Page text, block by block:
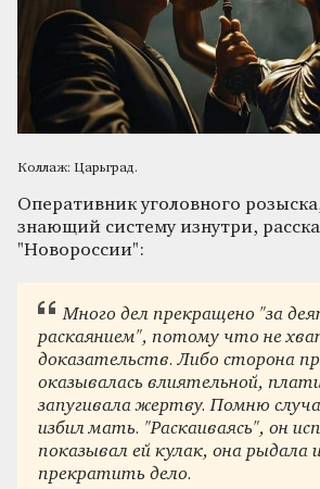
Коллаж: Царьград.
Оперативник уголовного
знающий систему изнутри,
"Новороссии":
Много дел прекращено "за
раскаянием", потому что не
доказательств. Либо сторона
оказывалась влиятельной,
запугивала жертву. Помню
избил мать. "Раскаиваясь", он
показывал ей кулак, она рыдала
прекратить дело.